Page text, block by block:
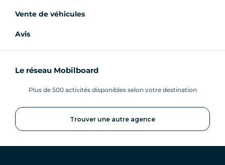
Vente de véhicules
Avis
Le réseau Mobilboard
Plus de 500 activités disponibles selon votre destination
Trouver une autre agence